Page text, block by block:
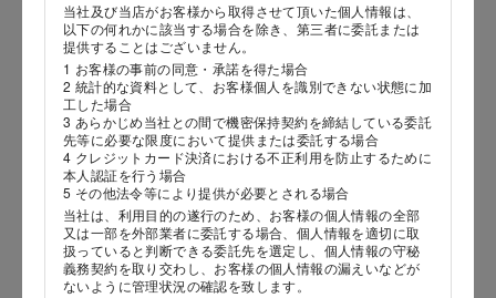
当社及び当店がお客様から取得させて頂いた個人情報は、
以下の何れかに該当する場合を除き、第三者に委託または
提供することはございません。
1 お客様の事前の同意・承諾を得た場合
2 統計的な資料として、お客様個人を識別できない状態に加
工した場合
3 あらかじめ当社との間で機密保持契約を締結している委託
先等に必要な限度において提供または委託する場合
4 クレジットカード決済における不正利用を防止するために
本人認証を行う場合
5 その他法令等により提供が必要とされる場合
当社は、利用目的の遂行のため、お客様の個人情報の全部
又は一部を外部業者に委託する場合、個人情報を適切に取
扱っていると判断できる委託先を選定し、個人情報の守秘
義務契約を取り交わし、お客様の個人情報の漏えいなどが
ないように管理状況の確認を致します。
年
月 日
岳や末広がりを意味す
やつ時」という意味を込
。雄大な八ヶ岳山麓の自
れる、こだわりのスイー
海外 Overseas shops
Indonesia
Malaysia
Hong Kong
UAE
Thailand
Vietnam